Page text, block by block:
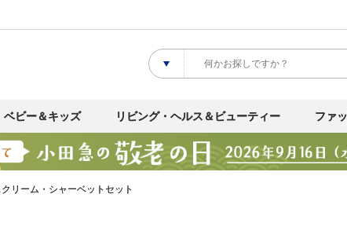
ベビー＆キッズ リビング・ヘルス＆ビューティー ファ
リーム・シャーベットセット